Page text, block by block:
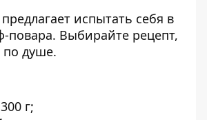
предлагает испытать себя в
повара. Выбирайте рецепт,
душе.
г;